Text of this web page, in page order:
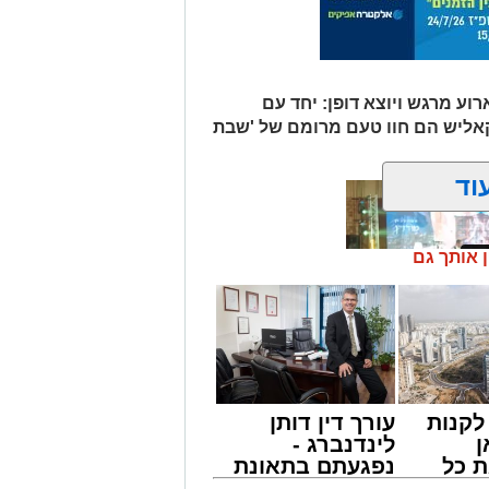
מרגש ויוצא דופן: יחד עם
הם חוו טעם מרומם של 'שבת
מתושבי אשדוד מהארוע המרכזי של
במופע שגרתי, אלא במעמד של טיש
מעומק ימי החולין - אל תוך
אותך גם
כל
עורך דין דותן
לינדנברג -
נפגעתם בתאונת